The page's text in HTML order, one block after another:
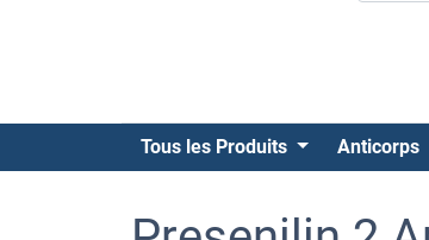
Tous les Produits Anticorps